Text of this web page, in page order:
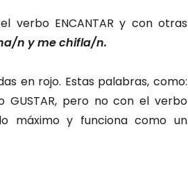
verbo ENCANTAR y con otras
n y me chifla/n.
en rojo. Estas palabras, como:
pero no con el verbo
máximo y funciona como un